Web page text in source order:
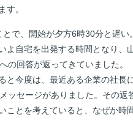
す。
で、開始が夕方6時30分と遅い
自宅を出発する時間となり、
の回答が返ってきていました。
今度は、最近ある企業の社長
ッセージがありました。その返
ことを考えていると、なぜか時